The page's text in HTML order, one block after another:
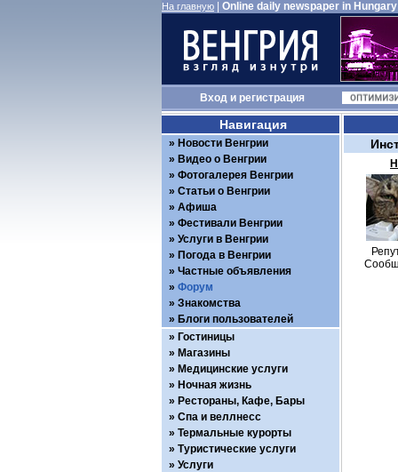
На главную Online daily newspaper in Hungary
Входи регистрация
Навигация
Новости Венгрии
Видео о Венгрии
Фотогалерея Венгрии
Статьи о Венгрии
Афиша
Фестивали Венгрии
Услуги в Венгрии
Погода в Венгрии
Частные объявления
Форум
Знакомства
Блоги пользователей
Гостиницы
Магазины
Медицинские услуги
Ночная жизнь
Рестораны, Кафе, Бары
Спа и веллнесс
Термальные курорты
Туристические услуги
Услуги